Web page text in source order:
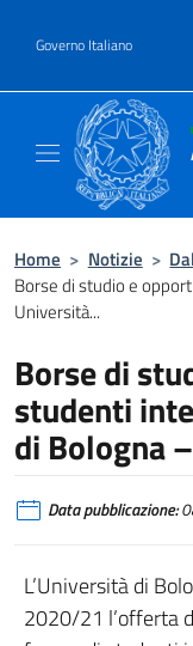
Governo Italiano
Home > Notizie >
Borse di studio e
Università...
Borse di
studenti
di Bologna
Data pubblicazione:
L’Università di
2020/21 l’offerta